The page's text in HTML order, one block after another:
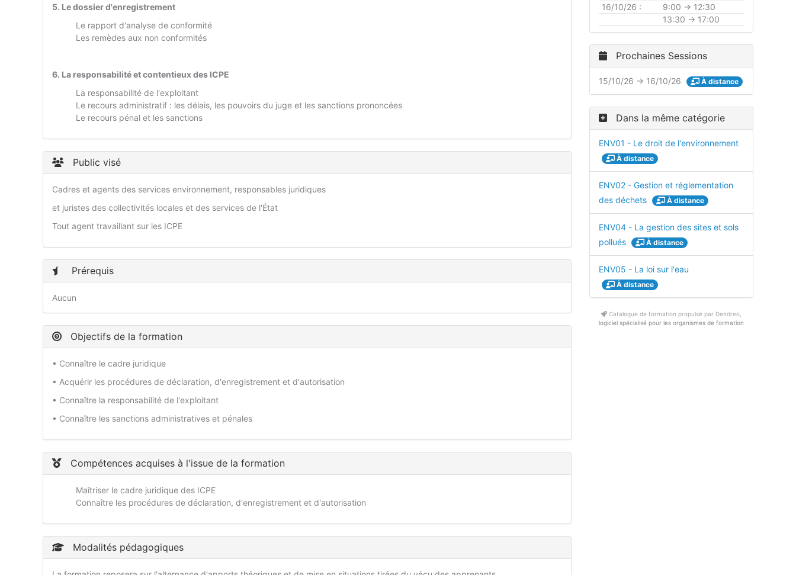
5. Le dossier d'enregistrement
Le rapport d'analyse de conformité
Les remèdes aux non conformités
6. La responsabilité et contentieux des ICPE
La responsabilité de l'exploitant
Le recours administratif : les délais, les pouvoirs du juge et les sanctions prononcées
Le recours pénal et les sanctions
Public visé
Cadres et agents des services environnement, responsables juridiques
et juristes des collectivités locales et des services de l'État
Tout agent travaillant sur les ICPE
Prérequis
Aucun
Objectifs de la formation
• Connaître le cadre juridique
• Acquérir les procédures de déclaration, d'enregistrement et d'autorisation
• Connaître la responsabilité de l'exploitant
• Connaître les sanctions administratives et pénales
Compétences acquises à l'issue de la formation
Maîtriser le cadre juridique des ICPE
Connaître les procédures de déclaration, d'enregistrement et d'autorisation
Modalités pédagogiques
16/10/26 :
9:00 → 12:30
13:30 → 17:00
Prochaines Sessions
15/10/26 → 16/10/26 À distance
Dans la même catégorie
ENV01 - Le droit de l'environnement
À distance
ENV02 - Gestion et réglementation
des déchets
À distance
ENV04 - La gestion des sites et sols
pollués
À distance
ENV05 - La loi sur l'eau
À distance
Catalogue de formation propulsé par Dendreo,
logiciel spécialisé pour les organismes de formation